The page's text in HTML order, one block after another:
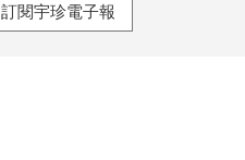
訂閱宇珍電子報